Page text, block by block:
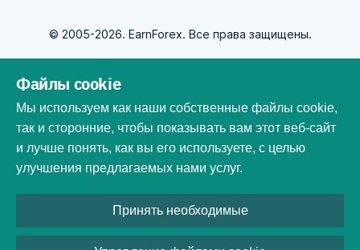
© 2005-2026. EarnForex. Все права защищены.
являются собственностью их владельцев. Все названия компаний,
продуктов и услуг, использованы на этом веб-сайте только в
целях идентификации. Использование этих названий, товарных
Разработан
Файлы cookie
Мы используем как наши собственные файлы cookie,
так и сторонние, чтобы показывать вам этот веб-сайт
и лучше понять, как вы его используете, с целью
улучшения предлагаемых нами услуг.
Принять необходимые